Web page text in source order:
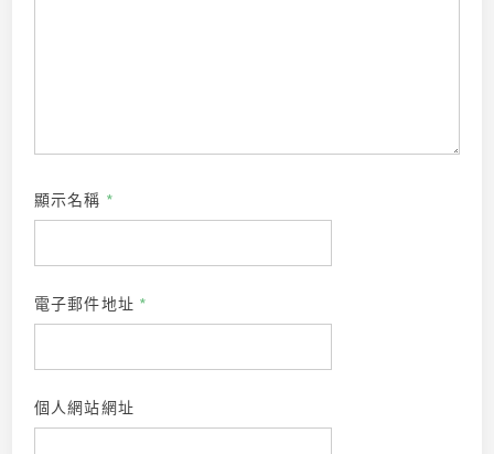
顯示名稱 *
電子郵件地址 *
個人網站網址